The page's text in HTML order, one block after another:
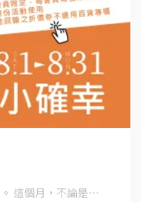
這個月，不論是⋯